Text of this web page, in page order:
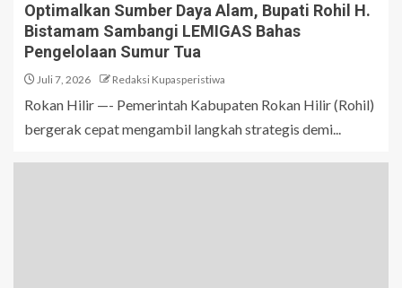
Optimalkan Sumber Daya Alam, Bupati Rohil H.
Bistamam Sambangi LEMIGAS Bahas
Pengelolaan Sumur Tua
Juli 7, 2026 Redaksi Kupasperistiwa
Rokan Hilir —- Pemerintah Kabupaten Rokan Hilir (Rohil)
bergerak cepat mengambil langkah strategis demi...